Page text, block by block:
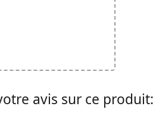
avis sur ce